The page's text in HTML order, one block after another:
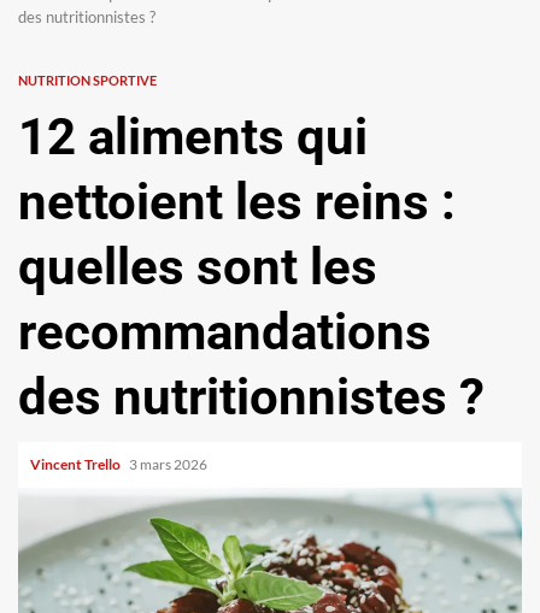
des nutritionnistes ?
NUTRITION SPORTIVE
12 aliments qui
nettoient les reins :
quelles sont les
recommandations
des nutritionnistes ?
Vincent Trello 3 mars 2026